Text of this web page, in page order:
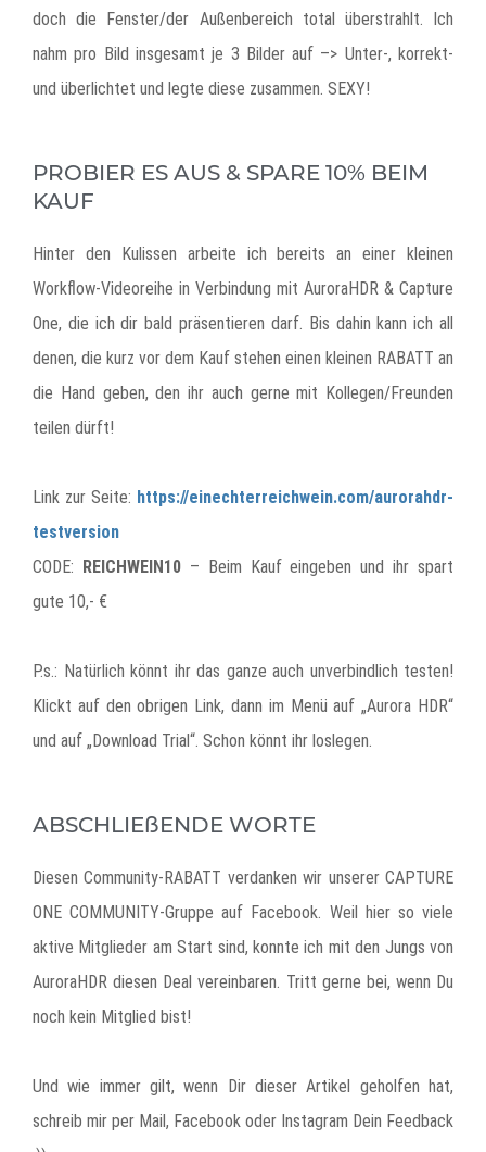
doch die Fenster/der Außenbereich total überstrahlt. Ich
nahm pro Bild insgesamt je 3 Bilder auf –> Unter-, korrekt-
und überlichtet und legte diese zusammen. SEXY!
PROBIER ES AUS & SPARE 10% BEIM
KAUF
Hinter den Kulissen arbeite ich bereits an einer kleinen
Workflow-Videoreihe in Verbindung mit AuroraHDR & Capture
One, die ich dir bald präsentieren darf. Bis dahin kann ich all
denen, die kurz vor dem Kauf stehen einen kleinen RABATT an
die Hand geben, den ihr auch gerne mit Kollegen/Freunden
teilen dürft!
Link zur Seite: https://einechterreichwein.com/aurorahdr-
testversion
CODE:
REICHWEIN10– Beim Kauf eingeben und ihr spart
gute 10,- €
P.s.: Natürlich könnt ihr das ganze auch unverbindlich testen!
Klickt auf den obrigen Link, dann im Menü auf „Aurora HDR“
und auf „Download Trial“. Schon könnt ihr loslegen.
ABSCHLIEßENDE WORTE
Diesen Community-RABATT verdanken wir unserer CAPTURE
ONE COMMUNITY-Gruppe auf Facebook. Weil hier so viele
aktive Mitglieder am Start sind, konnte ich mit den Jungs von
AuroraHDR diesen Deal vereinbaren. Tritt gerne bei, wenn Du
noch kein Mitglied bist!
Und wie immer gilt, wenn Dir dieser Artikel geholfen hat,
schreib mir per Mail, Facebook oder Instagram Dein Feedback